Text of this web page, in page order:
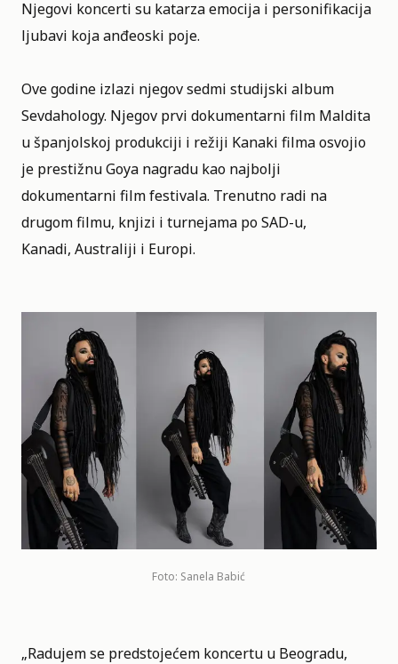
Njegovi koncerti su katarza emocija i personifikacija
ljubavi koja anđeoski poje.
Ove godine izlazi njegov sedmi studijski album
Sevdahology. Njegov prvi dokumentarni film Maldita
u španjolskoj produkciji i režiji Kanaki filma osvojio
je prestižnu Goya nagradu kao najbolji
dokumentarni film festivala. Trenutno radi na
drugom filmu, knjizi i turnejama po SAD-u,
Kanadi, Australiji i Europi.
Foto: Sanela Babić
„Radujem se predstojećem koncertu u Beogradu,